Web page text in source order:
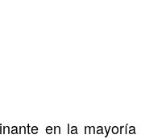
en la mayoría